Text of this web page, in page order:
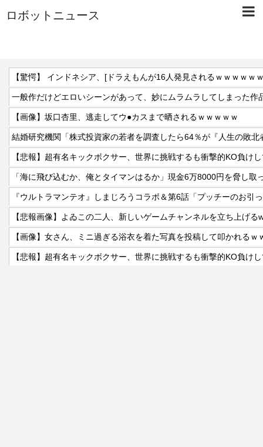
ロボットニュース
【驚愕】 インドネシア、[ドラえもんが16人発見されるｗｗｗｗｗ
一般作だけどエロいシーンがあって、妙にムラムラしてしまった作
【画像】坂口杏里、逃走してウ●カスまで晒されるｗｗｗｗｗ
【悲報】超有名キックボクサー、世界に挑戦するも衝撃的KO負け
「海に飛び込むか、俺とタイマンはるか」現金6万8000円を脅し取
『ウルトラマンテオ』しまじろうコラボ＆第6話「プッチーのお引
【悲報画像】よゐこの二人、新しいゲームチャンネルを立ち上げる
【画像】女さん、ミニ過ぎる浴衣を着た写真を投稿して叩かれるｗ
【悲報】超有名キックボクサー、世界に挑戦するも衝撃的KO負け